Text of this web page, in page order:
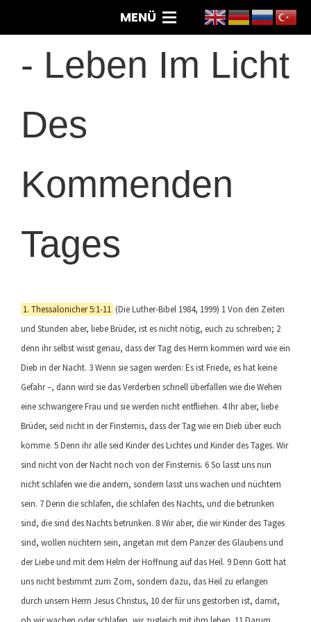
MENÜ
- Leben Im Licht
Des
Kommenden
Tages
1. Thessalonicher 5:1-11 (Die Luther-Bibel 1984, 1999) 1 Von den Zeiten
und Stunden aber, liebe Brüder, ist es nicht nötig, euch zu schreiben; 2
denn ihr selbst wisst genau, dass der Tag des Herrn kommen wird wie ein
Dieb in der Nacht. 3 Wenn sie sagen werden: Es ist Friede, es hat keine
Gefahr –, dann wird sie das Verderben schnell überfallen wie die Wehen
eine schwangere Frau und sie werden nicht entfliehen. 4 Ihr aber, liebe
Brüder, seid nicht in der Finsternis, dass der Tag wie ein Dieb über euch
komme. 5 Denn ihr alle seid Kinder des Lichtes und Kinder des Tages. Wir
sind nicht von der Nacht noch von der Finsternis. 6 So lasst uns nun
nicht schlafen wie die andern, sondern lasst uns wachen und nüchtern
sein. 7 Denn die schlafen, die schlafen des Nachts, und die betrunken
sind, die sind des Nachts betrunken. 8 Wir aber, die wir Kinder des Tages
sind, wollen nüchtern sein, angetan mit dem Panzer des Glaubens und
der Liebe und mit dem Helm der Hoffnung auf das Heil. 9 Denn Gott hat
uns nicht bestimmt zum Zorn, sondern dazu, das Heil zu erlangen
durch unsern Herrn Jesus Christus, 10 der für uns gestorben ist, damit,